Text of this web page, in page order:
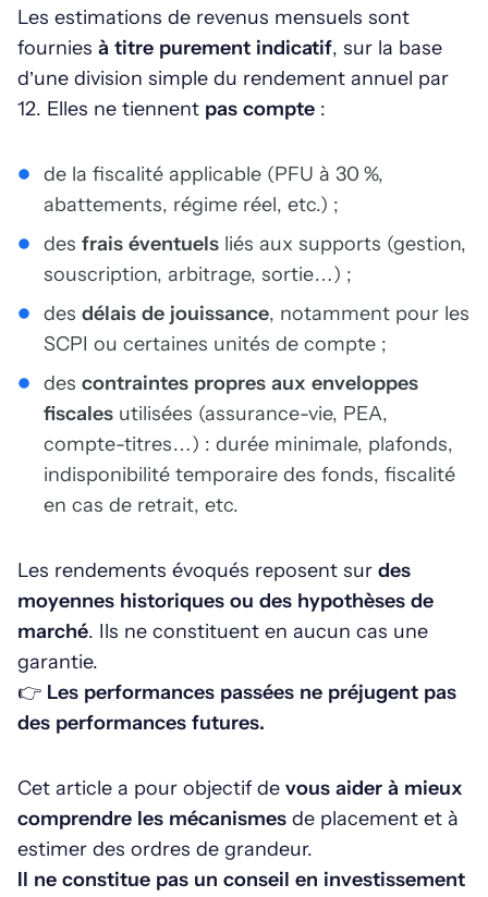
Les estimations de revenus mensuels sont
fournies à titre purement indicatif, sur la base
d’une division simple du rendement annuel par
12. Elles ne tiennent pas compte :
de la fiscalité applicable (PFU à 30 %,
abattements, régime réel, etc.) ;
des frais éventuels liés aux supports (gestion,
souscription, arbitrage, sortie…) ;
des délais de jouissance, notamment pour les
SCPI ou certaines unités de compte ;
des contraintes propres aux enveloppes
fiscales utilisées (assurance-vie, PEA,
compte-titres…) : durée minimale, plafonds,
indisponibilité temporaire des fonds, fiscalité
en cas de retrait, etc.
Les rendements évoqués reposent sur des
moyennes historiques ou des hypothèses de
marché. Ils ne constituent en aucun cas une
garantie.
👉 Les performances passées ne préjugent pas
des performances futures.
Cet article a pour objectif de vous aider à mieux
comprendre les mécanismes de placement et à
estimer des ordres de grandeur.
Il ne constitue pas un conseil en investissement